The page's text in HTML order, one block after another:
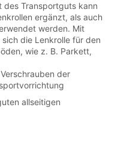
des Transportguts kann
ergänzt, als auch
werden. Mit
die Lenkrolle für den
wie z. B. Parkett,
der
allseitigen